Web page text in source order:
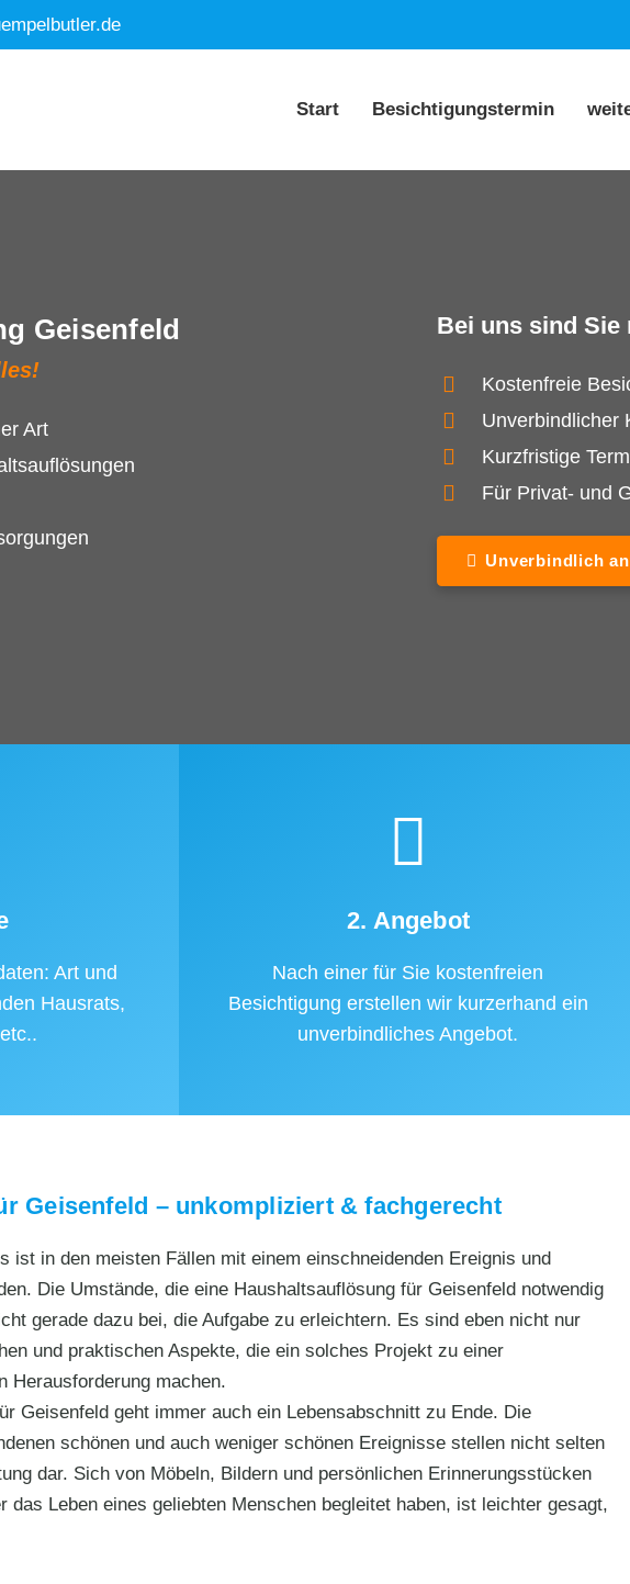
Start Besichtigungstermin
Geisenfeld
Art
Bei uns sind Sie
Kostenfreie
Unverbindlicher
Kurzfristige
Für Privat- und
Unverbindlich
Art und
Hausrats,
2. Angebot
Nach einer für Sie kostenfreien
Besichtigung erstellen wir kurzerhand ein
unverbindliches Angebot.
Geisenfeld – unkompliziert & fachgerecht
ist in den meisten Fällen mit einem einschneidenden Ereignis und
Die Umstände, die eine Haushaltsauflösung für Geisenfeld notwendig
gerade dazu bei, die Aufgabe zu erleichtern. Es sind eben nicht nur
und praktischen Aspekte, die ein solches Projekt zu einer
Herausforderung machen.
Geisenfeld geht immer auch ein Lebensabschnitt zu Ende. Die
schönen und auch weniger schönen Ereignisse stellen nicht selten
dar. Sich von Möbeln, Bildern und persönlichen Erinnerungsstücken
das Leben eines geliebten Menschen begleitet haben, ist leichter gesagt,